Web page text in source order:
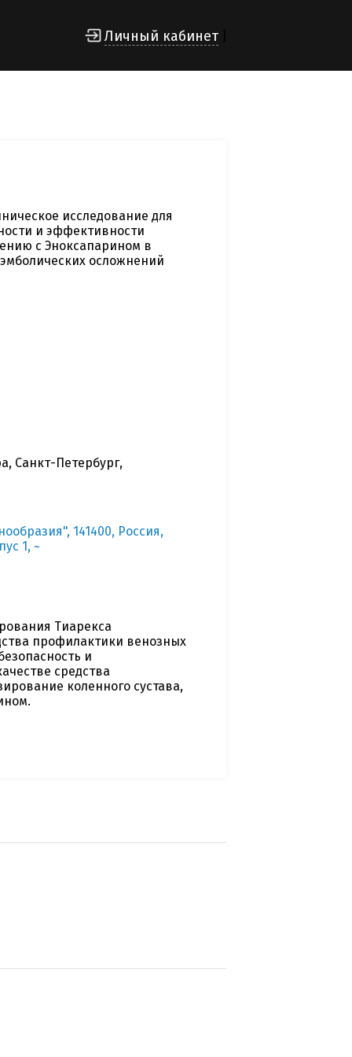
Личный кабинет
исследование для
и эффективности
с Эноксапарином в
осложнений
Санкт-Петербург,
141400, Россия,
1, ~
Тиарекса
профилактики венозных
и
средства
коленного сустава,